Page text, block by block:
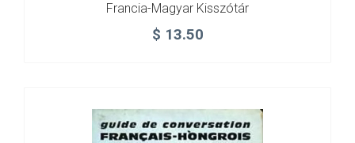
Francia-Magyar Kisszótár
$ 13.50